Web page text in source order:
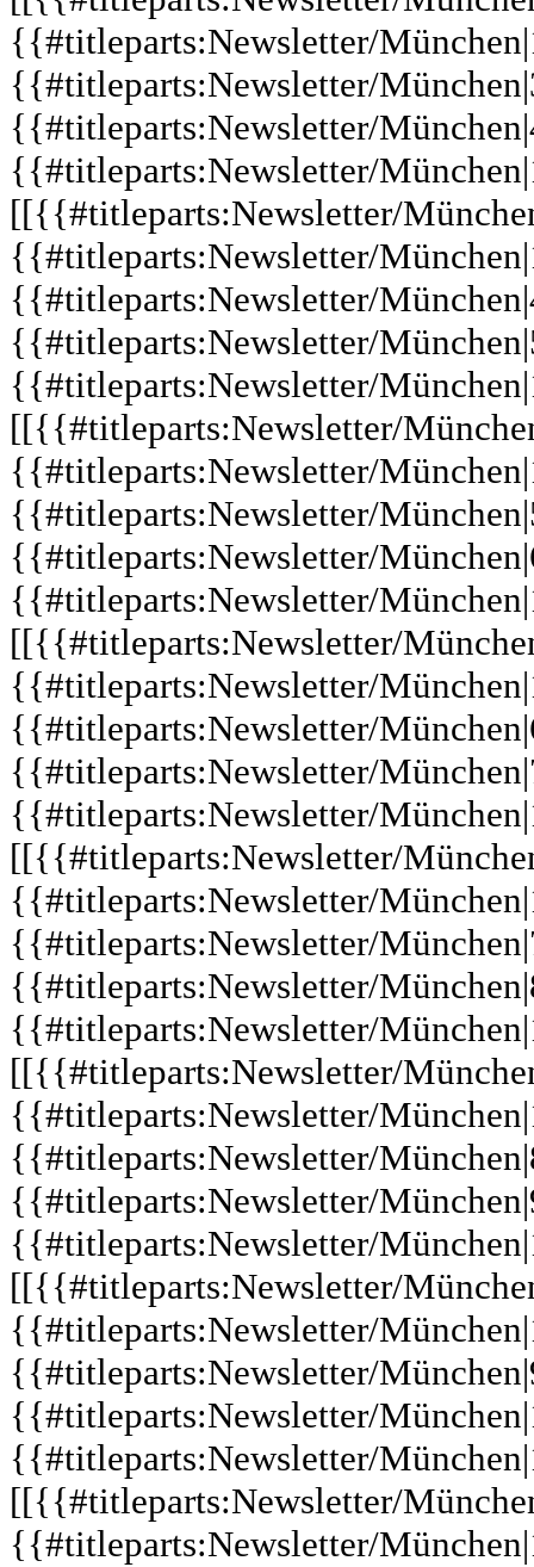
{{#titleparts:Newsletter/
{{#titleparts:Newsletter/
{{#titleparts:Newsletter/
{{#titleparts:Newsletter/
[[{{#titleparts:Newsletter/
{{#titleparts:Newsletter/
{{#titleparts:Newsletter/
{{#titleparts:Newsletter/
{{#titleparts:Newsletter/
[[{{#titleparts:Newsletter/
{{#titleparts:Newsletter/
{{#titleparts:Newsletter/
{{#titleparts:Newsletter/
{{#titleparts:Newsletter/
[[{{#titleparts:Newsletter/
{{#titleparts:Newsletter/
{{#titleparts:Newsletter/
{{#titleparts:Newsletter/
{{#titleparts:Newsletter/
[[{{#titleparts:Newsletter/
{{#titleparts:Newsletter/
{{#titleparts:Newsletter/
{{#titleparts:Newsletter/
{{#titleparts:Newsletter/
[[{{#titleparts:Newsletter/
{{#titleparts:Newsletter/
{{#titleparts:Newsletter/
{{#titleparts:Newsletter/
{{#titleparts:Newsletter/
[[{{#titleparts:Newsletter/
{{#titleparts:Newsletter/
{{#titleparts:Newsletter/
{{#titleparts:Newsletter/
{{#titleparts:Newsletter/
[[{{#titleparts:Newsletter/
{{#titleparts:Newsletter/